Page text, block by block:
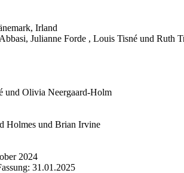
Irland
Julianne Forde , Louis Tisné und Ruth
und Olivia Neergaard-Holm
Holmes und Brian Irvine
2024
31.01.2025